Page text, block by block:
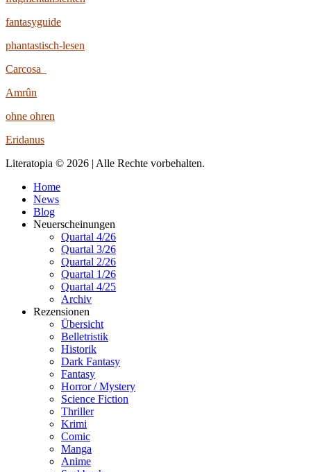
fantasyguide
phantastisch-lesen
Carcosa
Amrûn
ohne ohren
Eridanus
Literatopia © 2026 | Alle Rechte vorbehalten.
Home
News
Blog
Neuerscheinungen
Quartal 4/26
Quartal 3/26
Quartal 2/26
Quartal 1/26
Quartal 4/25
Archiv
Rezensionen
Übersicht
Belletristik
Historik
Dark Fantasy
Fantasy
Horror / Mystery
Science Fiction
Thriller
Krimi
Comic
Manga
Anime